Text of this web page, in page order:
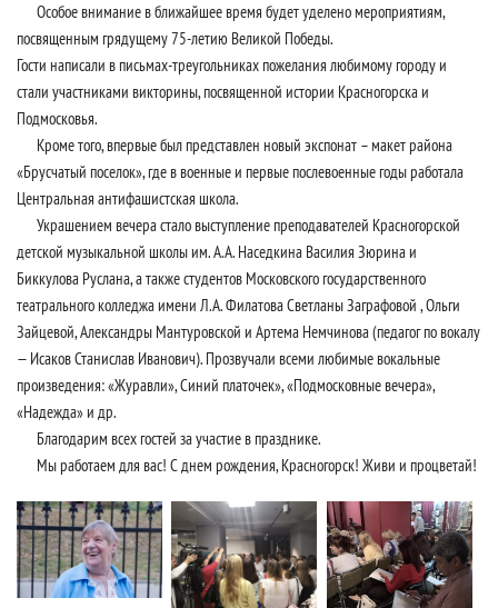
Особое внимание в ближайшее время будет уделено мероприятиям,
посвященным грядущему 75-летию Великой Победы.
Гости написали в письмах-треугольниках пожелания любимому городу и
стали участниками викторины, посвященной истории Красногорска и
Подмосковья.
Кроме того, впервые был представлен новый экспонат – макет района
«Брусчатый поселок», где в военные и первые послевоенные годы работала
Центральная антифашистская школа.
Украшением вечера стало выступление преподавателей Красногорской
детской музыкальной школы им. А.А. Наседкина Василия Зюрина и
Биккулова Руслана, а также студентов Московского государственного
театрального колледжа имени Л.А. Филатова Светланы Заграфовой , Ольги
Зайцевой, Александры Мантуровской и Артема Немчинова (педагог по вокалу
— Исаков Станислав Иванович). Прозвучали всеми любимые вокальные
произведения: «Журавли», Синий платочек», «Подмосковные вечера»,
«Надежда» и др.
Благодарим всех гостей за участие в празднике.
Мы работаем для вас! С днем рождения, Красногорск! Живи и процветай!